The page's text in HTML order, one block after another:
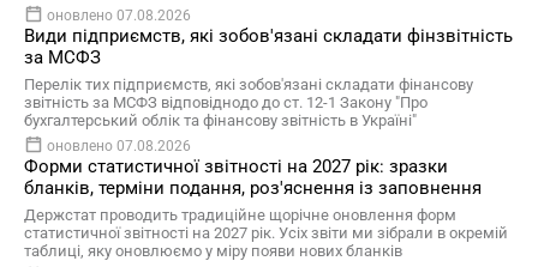
оновлено 07.08.2026
Види підприємств, які зобов'язані складати фінзвітність
за МСФЗ
Перелік тих підприємств, які зобов'язані складати фінансову
звітність за МСФЗ відповіднодо до ст. 12-1 Закону "Про
бухгалтерський облік та фінансову звітність в Україні"
оновлено 07.08.2026
Форми статистичної звітності на 2027 рік: зразки
бланків, терміни подання, роз'яснення із заповнення
Держстат проводить традиційне щорічне оновлення форм
статистичної звітності на 2027 рік. Усіх звіти ми зібрали в окремій
таблиці, яку оновлюємо у міру появи нових бланків